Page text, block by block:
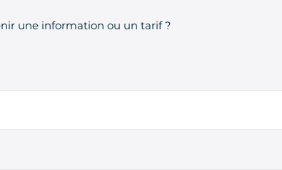
une information ou un tarif ?